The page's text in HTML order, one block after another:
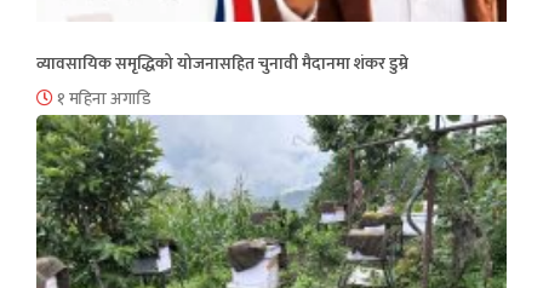
व्यावसायिक समृद्धिको योजनासहित चुनावी मैदानमा शंकर डुम्रे
१ महिना अगाडि